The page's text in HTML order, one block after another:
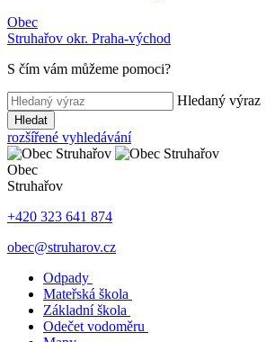
Obec
Struhařov okr. Praha-východ
S čím vám můžeme pomoci?
Hledaný výraz
Hledat
rozšířené vyhledávání
Obec
Struhařov
+420 323 641 874
obec@struharov.cz
Odpady
Mateřská škola
Základní škola
Odečet vodoměru